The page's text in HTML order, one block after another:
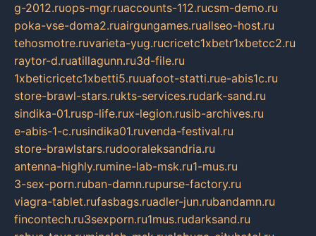
g-2012.ruops-mgr.ruaccounts-112.rucsm-demo.ru
poka-vse-doma2.ruairgungames.ruallseo-host.ru
tehosmotre.ruvarieta-yug.rucricetc1xbetr1xbetcc2.ru
raytor-d.ruatillagunn.ru3d-file.ru
1xbeticricetc1xbetti5.ruuafoot-statti.rue-abis1c.ru
store-brawl-stars.rukts-services.rudark-sand.ru
sindika-01.rusp-life.rux-legion.rusib-archives.ru
e-abis-1-c.rusindika01.ruvenda-festival.ru
store-brawlstars.rudooraleksandria.ru
antenna-highly.rumine-lab-msk.ru1-mus.ru
3-sex-porn.ruban-damn.rupurse-factory.ru
viagra-tablet.rufasbags.ruadler-jun.rubandamn.ru
fincontech.ru3sexporn.ru1mus.rudarksand.ru